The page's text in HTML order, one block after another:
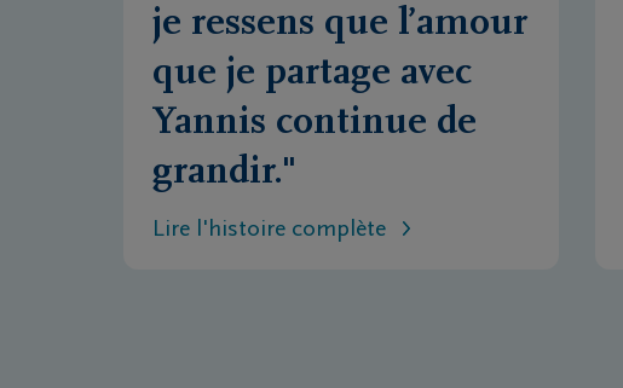
je ressens que l’amour
que je partage avec
Yannis continue de
grandir."
Lire l'histoire complète